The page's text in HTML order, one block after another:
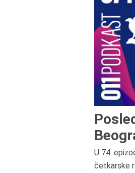
U 74.
četkarske